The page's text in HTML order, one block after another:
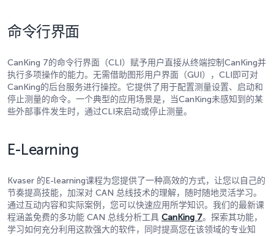
命令行界面
CanKing 7的命令行界面（CLI）赋予用户直接从终端控制CanKing并
执行多项操作的能力。无需借助图形用户界面（GUI），CLI即可对
CanKing的后台服务进行操控。它提供了用于配置测量设置、启动和
停止测量的命令。一个典型的应用场景是，当CanKing未感知到的某
些外部事件发生时，通过CLI来启动或停止测量。
E-Learning
Kvaser 的E-learning课程为您提供了一种高效的方式，让您以自己的
节奏提高技能，加深对 CAN 总线技术的理解，随时随地灵活学习。
通过互动内容和实际案例，您可以快速应用所学知识。我们的最新课
程涵盖免费的多功能 CAN 总线分析工具 CanKing 7。探索其功能，
学习如何充分利用这款强大的软件，同时提高您在该领域的专业知